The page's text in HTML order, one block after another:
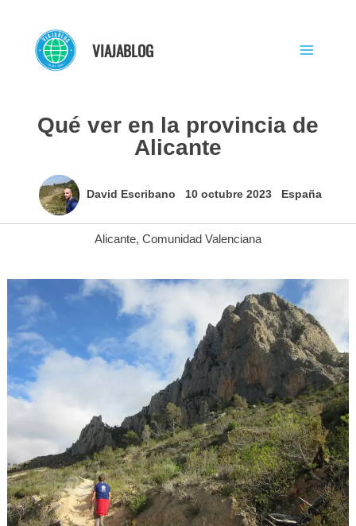
contenido
VIAJABLOG
Qué ver en la provincia de
Alicante
David Escribano 10 octubre 2023 España
Alicante, Comunidad Valenciana